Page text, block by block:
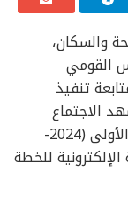
والسكان،
القومي
تنفيذ
الاجتماع
استعراض الإنجازات المحققة خلال المرحلة الأولى (2024-
الإلكترونية للخطة